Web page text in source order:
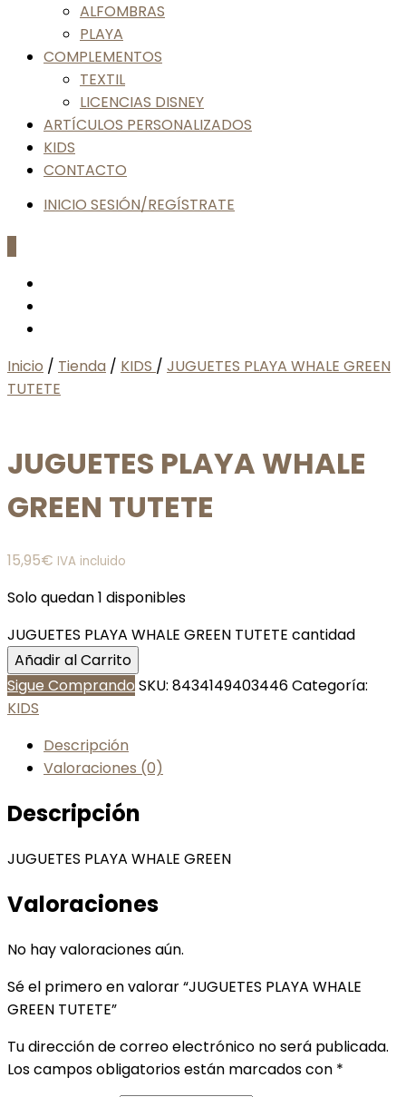
ALFOMBRAS
PLAYA
COMPLEMENTOS
TEXTIL
LICENCIAS DISNEY
ARTÍCULOS PERSONALIZADOS
KIDS
CONTACTO
INICIO SESIÓN/REGÍSTRATE
Inicio / Tienda / KIDS / JUGUETES PLAYA WHALE GREEN
TUTETE
JUGUETES PLAYA WHALE
GREEN TUTETE
15,95€ IVA incluido
Solo quedan 1 disponibles
JUGUETES PLAYA WHALE GREEN TUTETE cantidad
Añadir al Carrito
Sigue Comprando SKU: 8434149403446Categoría:
KIDS
Descripción
Valoraciones (0)
Descripción
JUGUETES PLAYA WHALE GREEN
Valoraciones
No hay valoraciones aún.
Sé el primero en valorar “JUGUETES PLAYA WHALE
GREEN TUTETE”
Tu dirección de correo electrónico no será publicada.
Los campos obligatorios están marcados con *